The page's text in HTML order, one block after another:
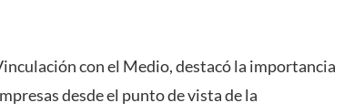
con el Medio, destacó la importancia
desde el punto de vista de la